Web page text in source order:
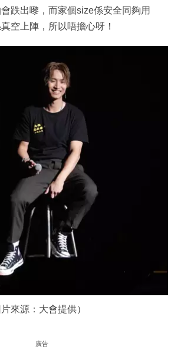
跌出嚟，而家個size係安全同夠用
空上陣，所以唔擔心呀！
來源：大會提供）
廣告